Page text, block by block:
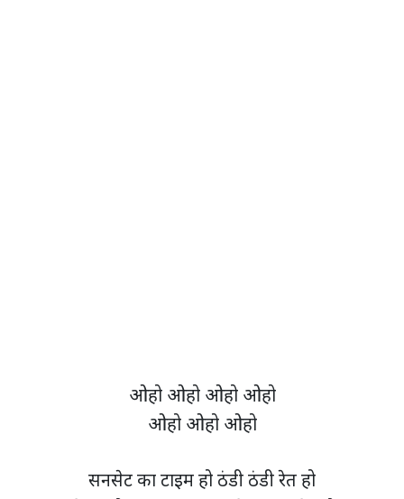
ओहो ओहो ओहो ओहो
ओहो ओहो ओहो
सनसेट का टाइम हो ठंडी ठंडी रेत हो